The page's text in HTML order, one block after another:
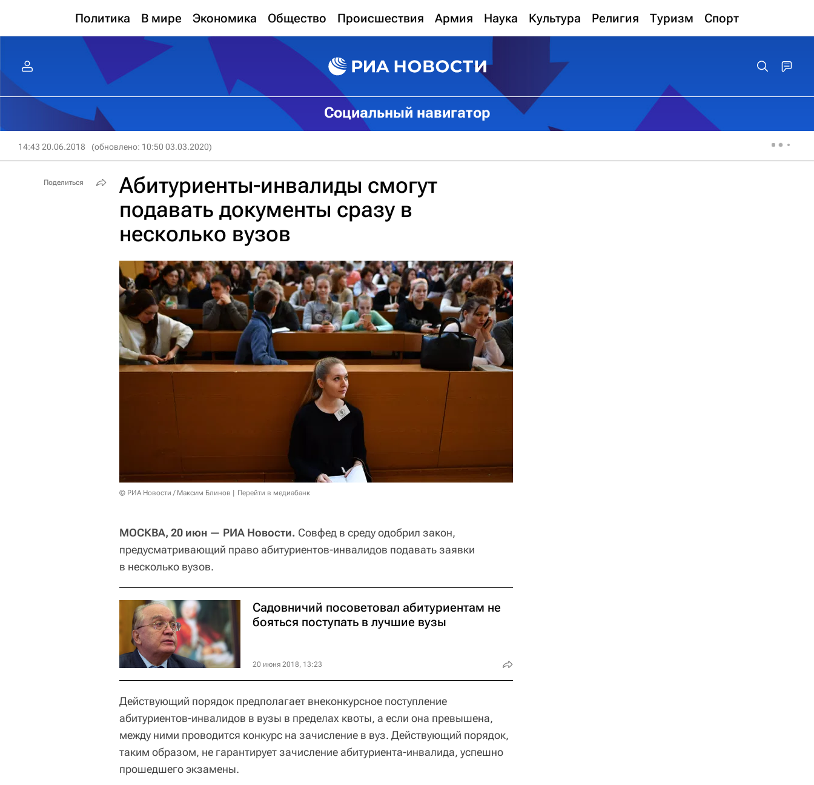
Политика В мире Экономика Общество Происшествия Армия Наука Культура Религия Туризм Спорт
Социальный навигатор
14:43 20.06.2018 (обновлено: 10:50 03.03.2020)
Абитуриенты-инвалиды смогут
подавать документы сразу в
несколько вузов
© РИА Новости / Максим Блинов Перейти в медиабанк
МОСКВА, 20 июн — РИА Новости. Совфед в среду одобрил закон,
предусматривающий право абитуриентов-инвалидов подавать заявки
в несколько вузов.
Садовничий посоветовал абитуриентам не
бояться поступать в лучшие вузы
20 июня 2018, 13:23
Действующий порядок предполагает внеконкурсное поступление
абитуриентов-инвалидов в вузы в пределах квоты, а если она превышена,
между ними проводится конкурс на зачисление в вуз. Действующий порядок,
таким образом, не гарантирует зачисление абитуриента-инвалида, успешно
прошедшего экзамены.
Поделиться